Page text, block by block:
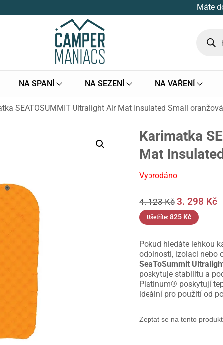
Máte
NA SPANÍ NA SEZENÍ NA VAŘENÍ
SEATOSUMMIT Ultralight Air Mat Insulated Small oranžová
Karimatka
Mat
Vyprodáno
4. 123Kč 3. 298 Kč
Ušetříte:825 Kč
Pokud hledáte lehkou
odolnosti, izolaci nebo
SeaToSummit
poskytuje stabilitu a
Platinum® poskytují
ideální pro použití od
Zeptat se na tento produkt